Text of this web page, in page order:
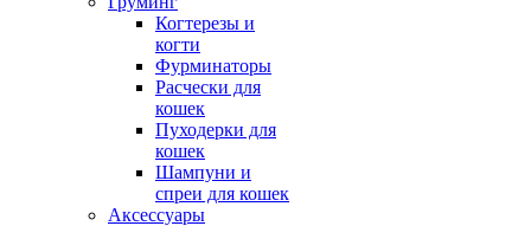
Когтерезы и
когти
Фурминаторы
Расчески для
кошек
Пуходерки для
кошек
Шампуни и
спреи для кошек
Аксессуары